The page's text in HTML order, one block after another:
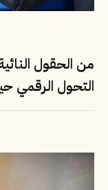
من الحقول
التحول الرقمي